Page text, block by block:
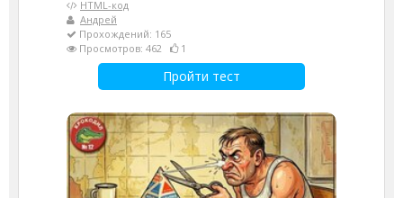
HTML-код
Андрей
Прохождений: 165
Просмотров: 462
1
Пройти тест